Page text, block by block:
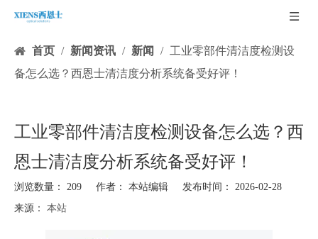
首页 / 新闻资讯 / 新闻 / 工业零部件清洁度检测设
备怎么选？西恩士清洁度分析系统备受好评！
工业零部件清洁度检测设备怎么选？西
恩士清洁度分析系统备受好评！
浏览数量： 209 作者： 本站编辑 发布时间： 2026-02-28
来源： 本站